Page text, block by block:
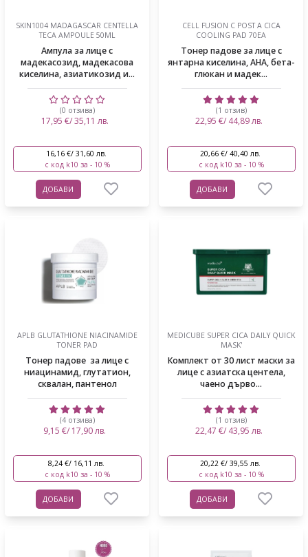
SKIN1004 MADAGASCAR CENTELLA
TECA AMPOULE 50ML
Ампула за лице с
мадекасозид, мадекасова
киселина, азиатикозид и...
(0 отзива)
17,95 €/ 35,11 лв.
16,16 €/ 31,60 лв.
с код k10 за - 10 %
ДОБАВИ
CELL FUSION C POST Α CICA
COOLING PAD 70EA
Тонер падове за лице с
янтарна киселина, АНА, бета-
глюкан и мадек...
(1 отзив)
22,95 €/ 44,89 лв.
20,66 €/ 40,40 лв.
с код k10 за - 10 %
ДОБАВИ
APLB GLUTATHIONE NIACINAMIDE
TONER PAD
Тонер падове за лице с
ниацинамид, глутатион,
сквалан, пантенол
(4 отзива)
9,15 €/ 17,90 лв.
8,24 €/ 16,11 лв.
с код k10 за - 10 %
ДОБАВИ
MEDICUBE SUPER CICA DAILY QUICK
MASK'
Комплект от 30 лист маски за
лице с азиатска центела,
чаено дърво...
(1 отзив)
22,47 €/ 43,95 лв.
20,22 €/ 39,55 лв.
с код k10 за - 10 %
ДОБАВИ